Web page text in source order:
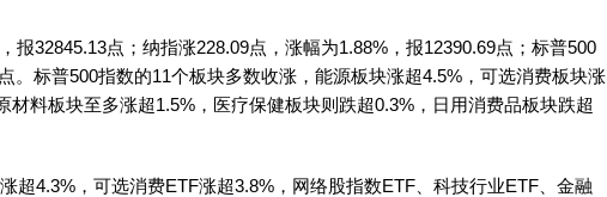
报32845.13点；纳指涨228.09点，涨幅为1.88%，报12390.69点；标普500
。标普500指数的11个板块多数收涨，能源板块涨超4.5%，可选消费板块涨
材料板块至多涨超1.5%，医疗保健板块则跌超0.3%，日用消费品板块跌超
超4.3%，可选消费ETF涨超3.8%，网络股指数ETF、科技行业ETF、金融